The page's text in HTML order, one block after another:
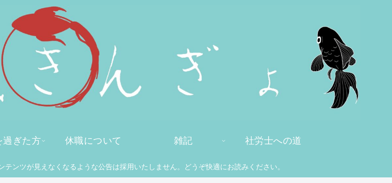
過ぎた方 休職について 雑記 社労士への道
ンツが見えなくなるような公告は採用いたしません。どうぞ快適にお読みください。